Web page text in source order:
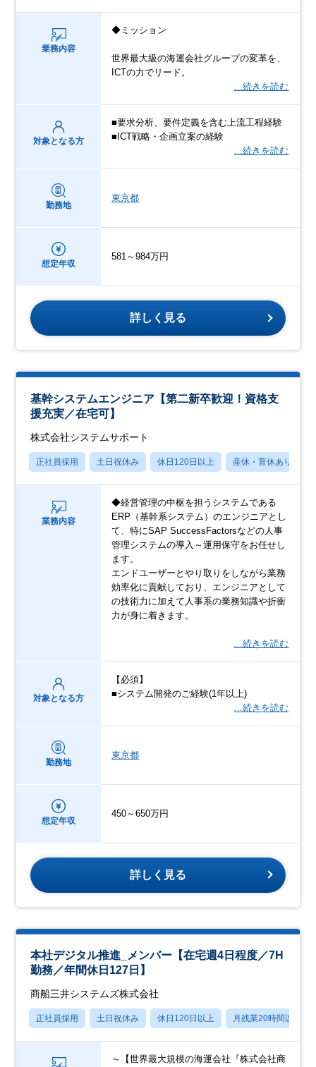
業務内容
◆ミッション
世界最大級の海運会社グループの変革を、
ICTの力でリード。
…続きを読む
対象となる方
■要求分析、要件定義を含む上流工程経験
■ICT戦略・企画立案の経験
…続きを読む
勤務地
東京都
想定年収
581～984万円
詳しく見る
基幹システムエンジニア【第二新卒歓迎！資格支
援充実／在宅可】
株式会社システムサポート
正社員採用 土日祝休み 休日120日以上 産休・育休あり
業務内容
◆経営管理の中枢を担うシステムである
ERP（基幹系システム）のエンジニアとし
て、特にSAP SuccessFactorsなどの人事
管理システムの導入～運用保守をお任せし
ます。
エンドユーザーとやり取りをしながら業務
効率化に貢献しており、エンジニアとして
の技術力に加えて人事系の業務知識や折衝
力が身に着きます。
…続きを読む
対象となる方
【必須】
■システム開発のご経験(1年以上)
…続きを読む
勤務地
東京都
想定年収
450～650万円
詳しく見る
本社デジタル推進_メンバー【在宅週4日程度／7H
勤務／年間休日127日】
商船三井システムズ株式会社
正社員採用 土日祝休み 休日120日以上 月残業20時間以内
～【世界最大規模の海運会社『株式会社商